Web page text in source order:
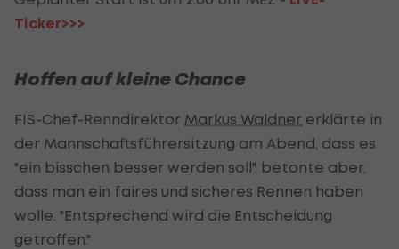
Ticker>>>
Hoffen auf kleine Chance
FIS-Chef-Renndirektor Markus Waldner erklärte in
der Mannschaftsführersitzung am Abend, dass es
"ein bisschen besser werden soll", betonte aber,
dass man ein faires und sicheres Rennen haben
wolle. "Entsprechend wird die Entscheidung
getroffen."